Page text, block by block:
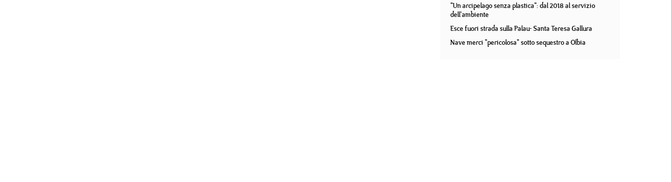
"Un arcipelago senza plastica": dal 2018 al servizio
dell'ambiente
Esce fuori strada sulla Palau- Santa Teresa Gallura
Nave merci "pericolosa" sotto sequestro a Olbia